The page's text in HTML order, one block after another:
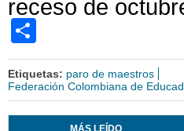
receso de
Etiquetas: paro de maestros
Federación Colombiana de